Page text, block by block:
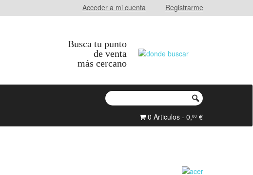
Acceder a mi cuenta Registrarme
Busca tu punto
de venta
más cercano
0 Articulos - 0,00 €